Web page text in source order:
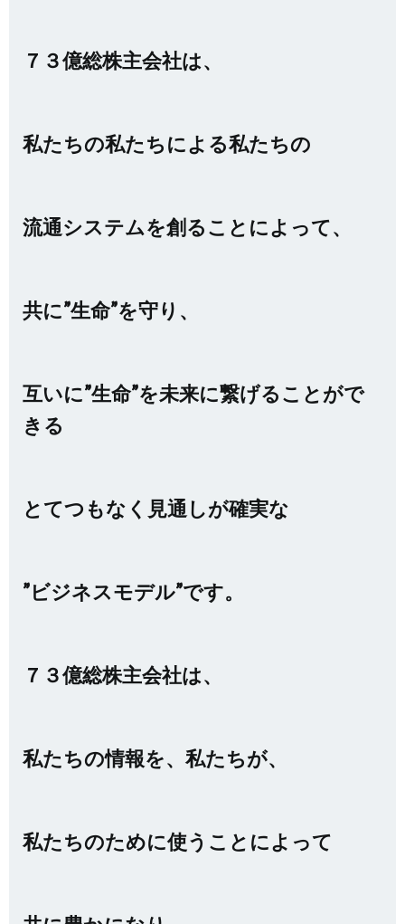
７３億総株主会社は、
私たちの私たちによる私たちの
流通システムを創ることによって、
共に”生命”を守り、
互いに”生命”を未来に繋げることがで
きる
とてつもなく見通しが確実な
”ビジネスモデル”です。
７３億総株主会社は、
私たちの情報を、私たちが、
私たちのために使うことによって